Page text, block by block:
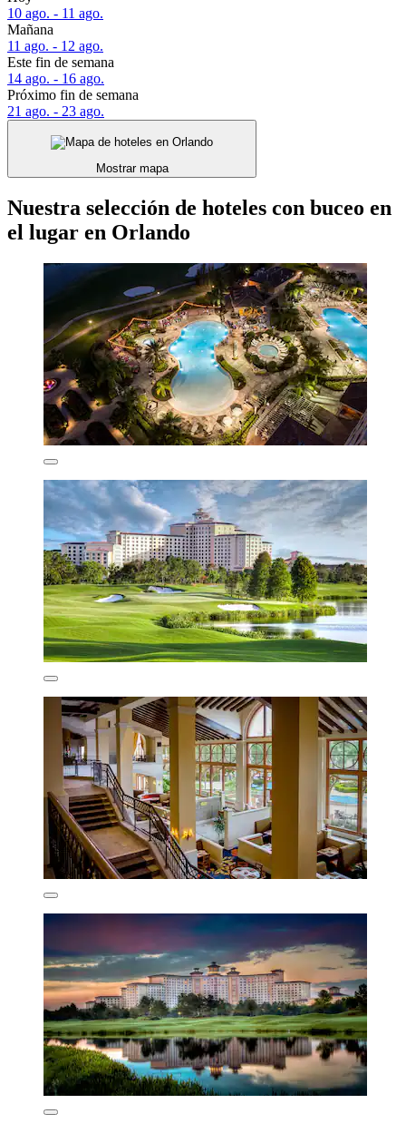
10 ago. - 11 ago.
Mañana
11 ago. - 12 ago.
Este fin de semana
14 ago. - 16 ago.
Próximo fin de semana
21 ago. - 23 ago.
Mostrar mapa
Nuestra selección de hoteles con buceo en
el lugar en Orlando